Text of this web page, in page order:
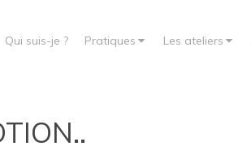
Qui suis-je ? Pratiques Les ateliers